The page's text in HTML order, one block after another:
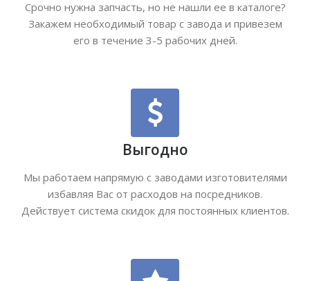
Срочно нужна запчасть, но не нашли ее в каталоге?
Закажем необходимый товар с завода и привезем
его в течение 3-5 рабочих дней.
Выгодно
Мы работаем напрямую с заводами изготовителями
избавляя Вас от расходов на посредников.
Действует система скидок для постоянных клиентов.